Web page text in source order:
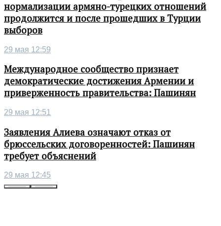
нормализации армяно-турецких отношений
продолжится и после прошедших в Турции
выборов
29 мая 12:59
Международное сообщество признает
демократические достижения Армении и
приверженность правительства: Пашинян
29 мая 12:51
Заявления Алиева означают отказ от
брюссельских договоренностей: Пашинян
требует объяснений
29 мая 12:45